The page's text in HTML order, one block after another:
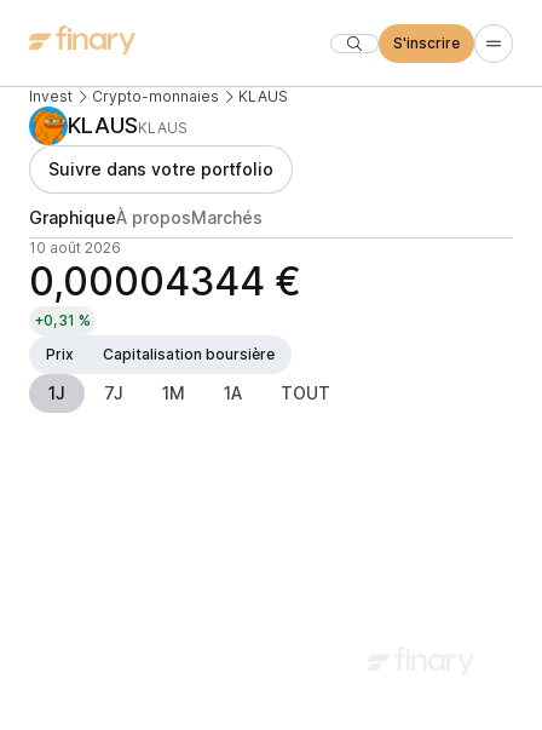
S'inscrire
Invest Crypto-monnaies KLAUS
KLAUSKLAUS
Suivre dans votre portfolio
GraphiqueÀ proposMarchés
10 août 2026
0,00004344 €
+0,31 %
Prix
Capitalisation boursière
1J 7J 1M 1A TOUT